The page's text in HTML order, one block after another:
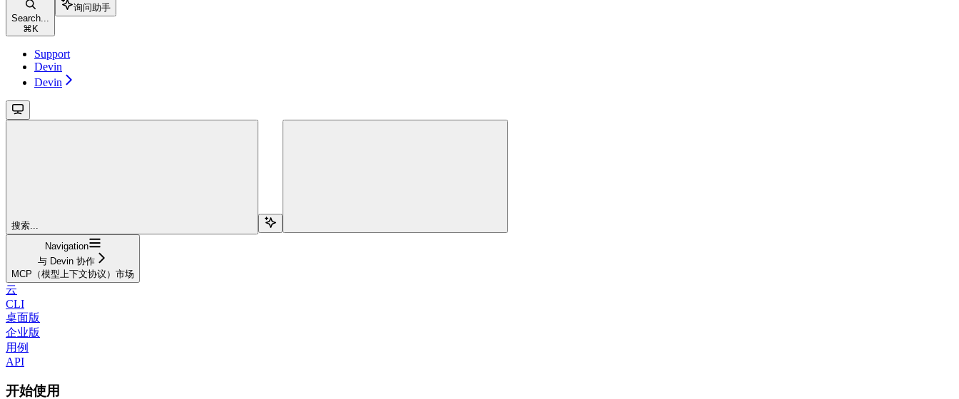
Search...
⌘ K
询问助手
Support
Devin
Devin
搜索...
Navigation
与 Devin 协作
MCP（模型上下文协议）市场
云
CLI
桌面版
企业版
用例
API
开始使用